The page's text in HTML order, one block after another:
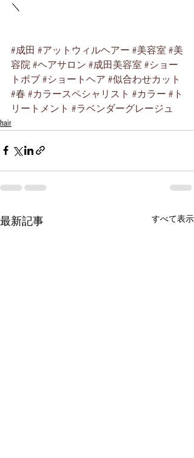
＼
#成田 #アットウィルヘアー #美容室 #美
容院 #ヘアサロン #成田美容室 #ショー
トボブ #ショートヘア #似合わせカット
#春 #カラースペシャリスト #カラー #ト
リートメント #ラベンダーグレージュ
hair
最新記事 すべて表示